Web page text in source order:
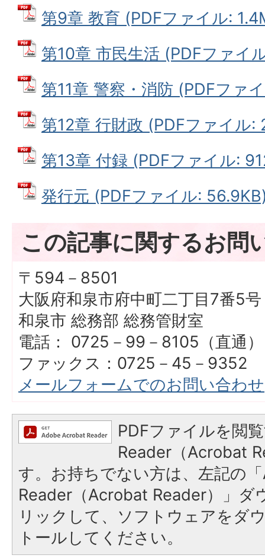
第9章 教育 (PDFファイル:
第10章 市民生活 (PDFファイ
第11章 警察・消防 (PDFファ
第12章 行財政 (PDFファイル:
第13章 付録 (PDFファイル:
発行元 (PDFファイル:
この記事に関するお問
〒594－8501
大阪府和泉市府中町二丁目7番5号
和泉市 総務部 総務管財室
電話： 0725－99－8105（直通）
ファックス：0725－45－9352
メールフォームでのお問い合わせ
PDFファイルを閲
Reader（Acrobat
す。お持ちでない方は、左記の
Reader（Acrobat Reader）」ダ
リックして、ソフトウェアをダ
トールしてください。